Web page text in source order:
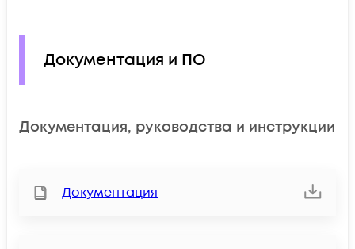
Документация и ПО
Документация, руководства и инструкции
Документация